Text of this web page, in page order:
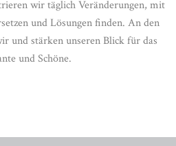
wir täglich Veränderungen, mit
und Lösungen finden. An den
und stärken unseren Blick für das
und Schöne.